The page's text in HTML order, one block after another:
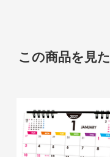
この商品を見